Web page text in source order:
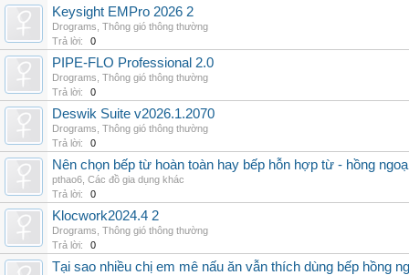
Keysight EMPro 2026 2
Drograms Thông gió thông thường
Trả lời:
0
PIPE-FLO Professional 2.0
Drograms Thông gió thông thường
Trả lời:
0
Deswik Suite v2026.1.2070
Drograms Thông gió thông thường
Trả lời:
0
Nên chọn bếp từ hoàn toàn hay bếp hỗn hợp từ - hồng
pthao6 Các đồ gia dụng khác
Trả lời:
0
Klocwork2024.4 2
Drograms Thông gió thông thường
Trả lời:
0
Tại sao nhiều chị em mê nấu ăn vẫn thích dùng bếp hồng